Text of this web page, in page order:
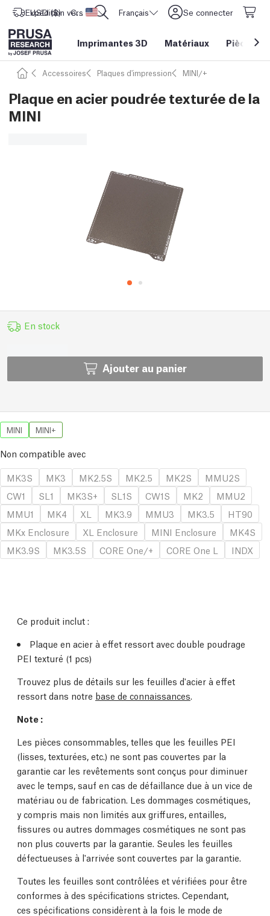
Expédition vers Etats-Unis d'Amérique
USD ($) CORE One L: Maintenant en stock ! Français Se connecter
Imprimantes 3D Matériaux Pièces&
Accessoires Plaques d'impression MINI/+
Plaque en acier poudrée texturée de la
MINI
En stock
Ajouter au panier
MINI MINI+
Non compatible avec
MK3S
MK3 MK2.5S MK2.5 MK2S
MMU2S
CW1
SL1 MK3S+ SL1S CW1S MK2
MMU2
MMU1
MK4 XL MK3.9 MMU3 MK3.5
HT90
MKx Enclosure
XL Enclosure MINI Enclosure
MK4S
MK3.9S
MK3.5S CORE One/+ CORE One L INDX
Ce produit inclut :
Plaque en acier à effet ressort avec double poudrage
PEI texturé (1 pcs)
Trouvez plus de détails sur les feuilles d'acier à effet
ressort dans notre base de connaissances.
Note :
Les pièces consommables, telles que les feuilles PEI
(lisses, texturées, etc.) ne sont pas couvertes par la
garantie car les revêtements sont conçus pour diminuer
avec le temps, sauf en cas de défaillance due à un vice de
matériau ou de fabrication. Les dommages cosmétiques,
y compris mais non limités aux griffures, entailles,
fissures ou autres dommages cosmétiques ne sont pas
non plus couverts par la garantie. Seules les feuilles
défectueuses à l'arrivée sont couvertes par la garantie.
Toutes les feuilles sont contrôlées et vérifiées pour être
conformes à des spécifications strictes. Cependant,
ces spécifications considèrent à la fois le mode de